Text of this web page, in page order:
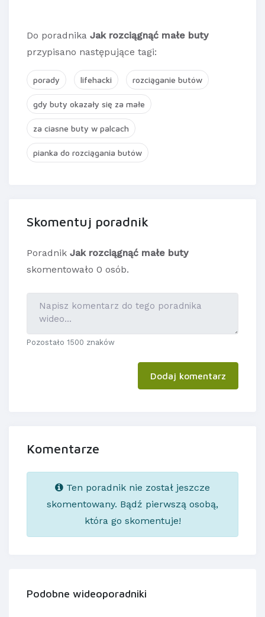
Do poradnika Jak rozciągnąć małe buty
przypisano następujące tagi:
porady lifehacki rozciąganie butów
gdy buty okazały się za małe
za ciasne buty w palcach
pianka do rozciągania butów
Skomentuj poradnik
Poradnik Jak rozciągnąć małe buty
skomentowało 0 osób.
Pozostało 1500 znaków
Dodaj komentarz
Komentarze
Ten poradnik nie został jeszcze
skomentowany. Bądź pierwszą osobą,
która go skomentuje!
Podobne wideoporadniki